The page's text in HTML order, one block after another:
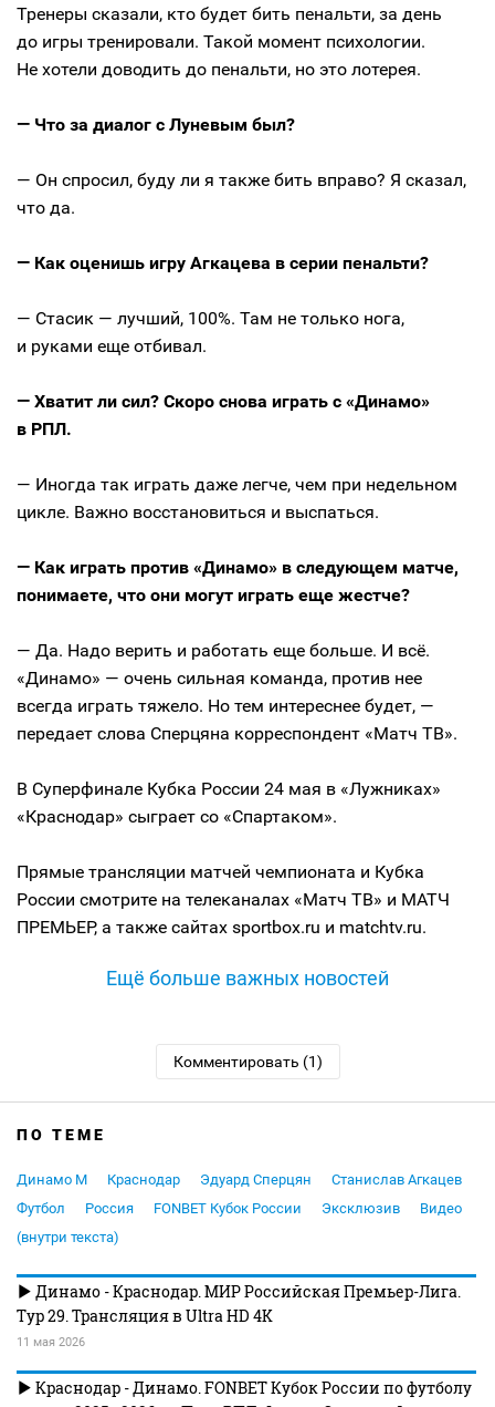
Тренеры сказали, кто будет бить пенальти, за день
до игры тренировали. Такой момент психологии.
Не хотели доводить до пенальти, но это лотерея.
— Что за диалог с Луневым был?
— Он спросил, буду ли я также бить вправо? Я сказал,
что да.
— Как оценишь игру Агкацева в серии пенальти?
— Стасик — лучший, 100%. Там не только нога,
и руками еще отбивал.
— Хватит ли сил? Скоро снова играть с «Динамо»
в РПЛ.
— Иногда так играть даже легче, чем при недельном
цикле. Важно восстановиться и выспаться.
— Как играть против «Динамо» в следующем матче,
понимаете, что они могут играть еще жестче?
— Да. Надо верить и работать еще больше. И всё.
«Динамо» — очень сильная команда, против нее
всегда играть тяжело. Но тем интереснее будет, —
передает слова Сперцяна корреспондент «Матч ТВ».
В Суперфинале Кубка России 24 мая в «Лужниках»
«Краснодар» сыграет со «Спартаком».
Прямые трансляции матчей чемпионата и Кубка
России смотрите на телеканалах «Матч ТВ» и МАТЧ
ПРЕМЬЕР, а также сайтах sportbox.ru и matchtv.ru.
Ещё больше важных новостей
Комментировать (1)
ПО ТЕМЕ
Динамо М Краснодар Эдуард Сперцян
Станислав Агкацев
Футбол
Россия FONBET Кубок России Эксклюзив
Видео
(внутри текста)
Динамо - Краснодар. МИР Российская Премьер-Лига.
Тур 29. Трансляция в Ultra HD 4K
11 мая 2026
Краснодар - Динамо. FONBET Кубок России по футболу